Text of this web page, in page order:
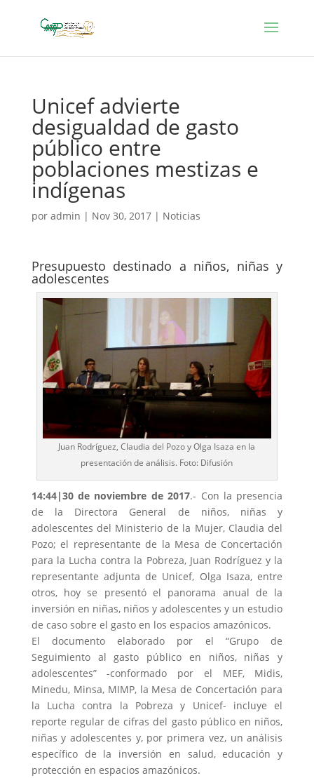
Unicef advierte
desigualdad de gasto
público entre
poblaciones mestizas e
indígenas
por admin | Nov 30, 2017| Noticias
Presupuesto destinado a niños, niñas y
adolescentes
Juan Rodríguez, Claudia del Pozo y Olga Isaza en la
presentación de análisis. Foto: Difusión
14:44|30 de noviembre de 2017.- Con la presencia
de la Directora General de niños, niñas y
adolescentes del Ministerio de la Mujer, Claudia del
Pozo; el representante de la Mesa de Concertación
para la Lucha contra la Pobreza, Juan Rodríguez y la
representante adjunta de Unicef, Olga Isaza, entre
otros, hoy se presentó el panorama anual de la
inversión en niñas, niños y adolescentes y un estudio
de caso sobre el gasto en los espacios amazónicos.
El documento elaborado por el “Grupo de
Seguimiento al gasto público en niños, niñas y
adolescentes” -conformado por el MEF, Midis,
Minedu, Minsa, MIMP, la Mesa de Concertación para
la Lucha contra la Pobreza y Unicef- incluye el
reporte regular de cifras del gasto público en niños,
niñas y adolescentes y, por primera vez, un análisis
específico de la inversión en salud, educación y
protección en espacios amazónicos.